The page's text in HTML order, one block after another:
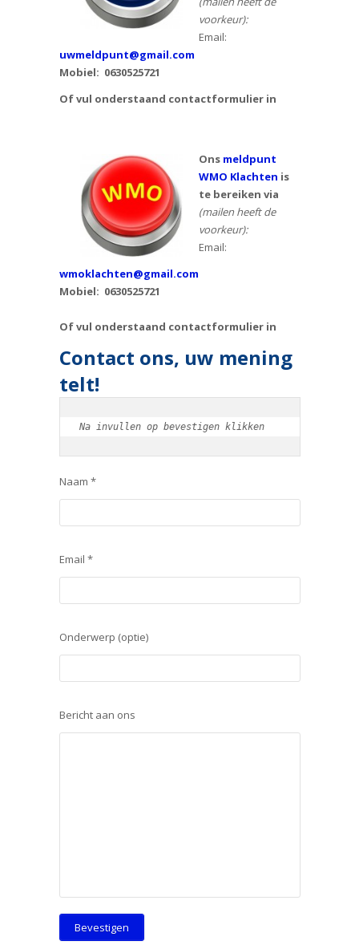
voorkeur):
Email:
uwmeldpunt@gmail.com
Mobiel: 0630525721
Of vul onderstaand contactformulier in
Ons meldpunt
WMO Klachten is
te bereiken via
(mailen heeft de
voorkeur):
Email:
wmoklachten@gmail.com
Mobiel: 0630525721
Of vul onderstaand contactformulier in
Contact ons, uw mening
telt!
Na invullen op bevestigen klikken
Naam *
Email *
Onderwerp (optie)
Bericht aan ons